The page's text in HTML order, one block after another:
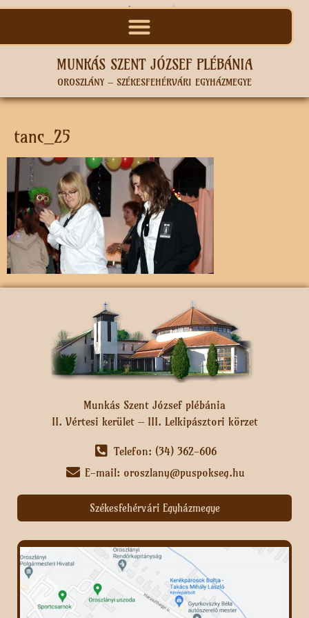
MUNKÁS SZENT JÓZSEF PLÉBÁNIA
OROSZLÁNY – SZÉKESFEHÉRVÁRI EGYHÁZMEGYE
tanc_25
Munkás Szent József plébánia
II. Vértesi kerület – III. Lelkipásztori körzet
Telefon: (34) 362-606
E-mail: oroszlany@puspokseg.hu
Székesfehérvári Egyházmegye